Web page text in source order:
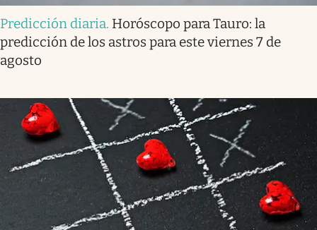
Predicción diaria. Horóscopo para Tauro: la
predicción de los astros para este viernes 7 de
agosto